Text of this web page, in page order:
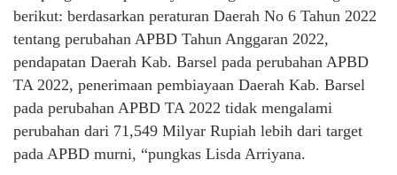
berikut: berdasarkan peraturan Daerah No 6 Tahun 2022
tentang perubahan APBD Tahun Anggaran 2022,
pendapatan Daerah Kab. Barsel pada perubahan APBD
TA 2022, penerimaan pembiayaan Daerah Kab. Barsel
pada perubahan APBD TA 2022 tidak mengalami
perubahan dari 71,549 Milyar Rupiah lebih dari target
pada APBD murni, “pungkas Lisda Arriyana.